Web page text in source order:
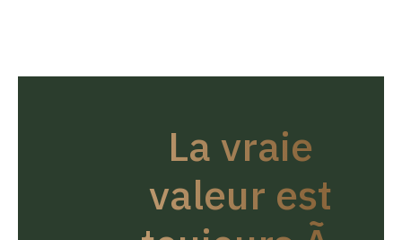
La vraie
valeur est